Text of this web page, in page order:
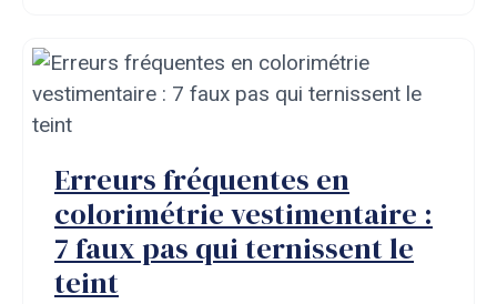
Erreurs fréquentes en
colorimétrie vestimentaire :
7 faux pas qui ternissent le
teint